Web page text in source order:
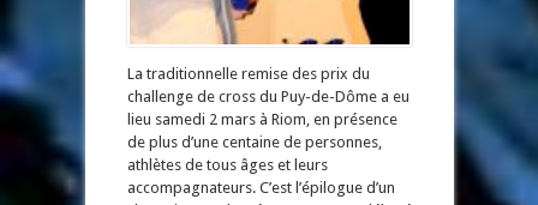
La traditionnelle remise des prix du
challenge de cross du Puy-de-Dôme a eu
lieu samedi 2 mars à Riom, en présence
de plus d’une centaine de personnes,
athlètes de tous âges et leurs
accompagnateurs. C’est l’épilogue d’un